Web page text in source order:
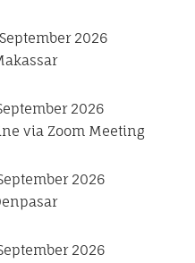
2026
2026
via Zoom Meeting
2026
2026